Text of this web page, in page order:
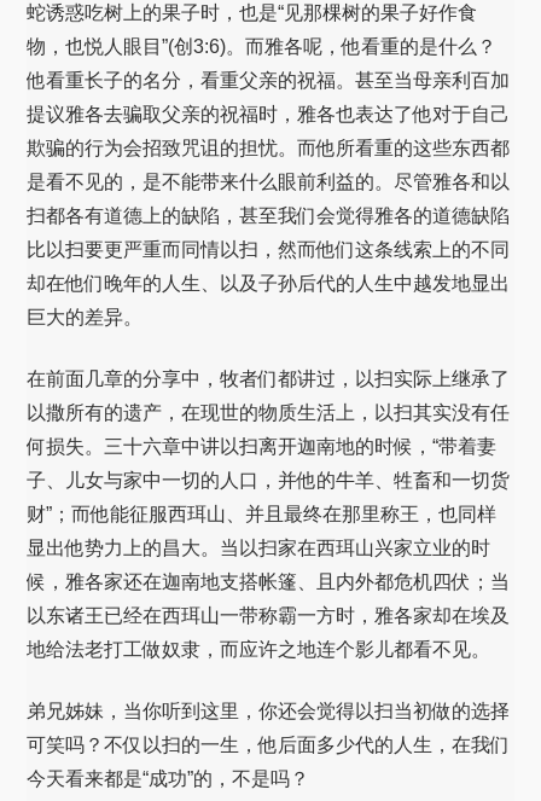
蛇诱惑吃树上的果子时，也是“见那棵树的果子好作食
物，也悦人眼目”(创3:6)。而雅各呢，他看重的是什么？
他看重长子的名分，看重父亲的祝福。甚至当母亲利百加
提议雅各去骗取父亲的祝福时，雅各也表达了他对于自己
欺骗的行为会招致咒诅的担忧。而他所看重的这些东西都
是看不见的，是不能带来什么眼前利益的。尽管雅各和以
扫都各有道德上的缺陷，甚至我们会觉得雅各的道德缺陷
比以扫要更严重而同情以扫，然而他们这条线索上的不同
却在他们晚年的人生、以及子孙后代的人生中越发地显出
巨大的差异。
在前面几章的分享中，牧者们都讲过，以扫实际上继承了
以撒所有的遗产，在现世的物质生活上，以扫其实没有任
何损失。三十六章中讲以扫离开迦南地的时候，“带着妻
子、儿女与家中一切的人口，并他的牛羊、牲畜和一切货
财”；而他能征服西珥山、并且最终在那里称王，也同样
显出他势力上的昌大。当以扫家在西珥山兴家立业的时
候，雅各家还在迦南地支搭帐篷、且内外都危机四伏；当
以东诸王已经在西珥山一带称霸一方时，雅各家却在埃及
地给法老打工做奴隶，而应许之地连个影儿都看不见。
弟兄姊妹，当你听到这里，你还会觉得以扫当初做的选择
可笑吗？不仅以扫的一生，他后面多少代的人生，在我们
今天看来都是“成功”的，不是吗？